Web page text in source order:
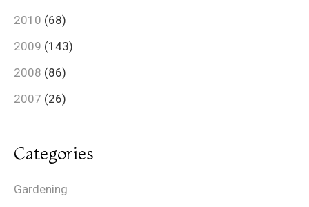
2010 (68)
2009 (143)
2008 (86)
2007 (26)
Categories
Gardening